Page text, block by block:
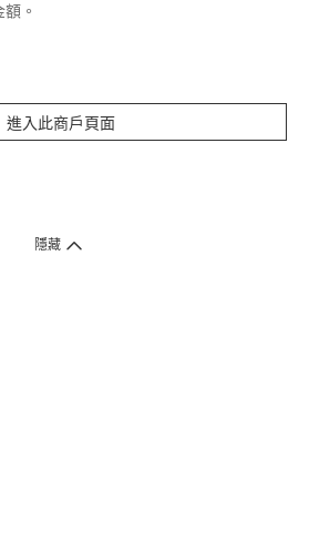
。
進入此商戶頁面
管產品除外 ）
隱藏